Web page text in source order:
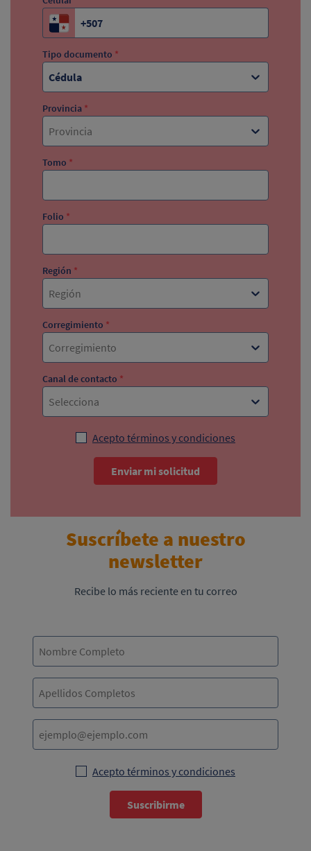
Tipo documento *
Cédula
Provincia *
Provincia
Tomo *
Folio *
Región *
Región
Corregimiento *
Corregimiento
Canal de contacto *
Selecciona
Acepto términos y condiciones
Enviar mi solicitud
Suscríbete a nuestro
newsletter
Recibe lo más reciente en tu correo
Acepto términos y condiciones
Suscribirme